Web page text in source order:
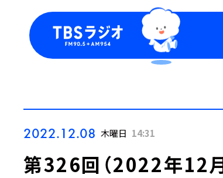
2022.12.08 木曜日 14:31
第326回（2022年12